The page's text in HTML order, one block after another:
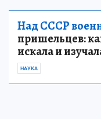
Над СССР
пришельцев:
искала и
НАУКА